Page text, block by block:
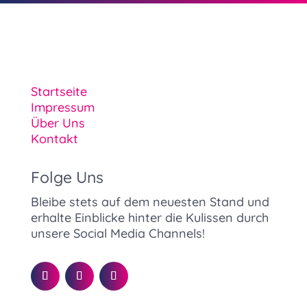
Startseite
Impressum
Über Uns
Kontakt
Folge Uns
Bleibe stets auf dem neuesten Stand und
erhalte Einblicke hinter die Kulissen durch
unsere Social Media Channels!